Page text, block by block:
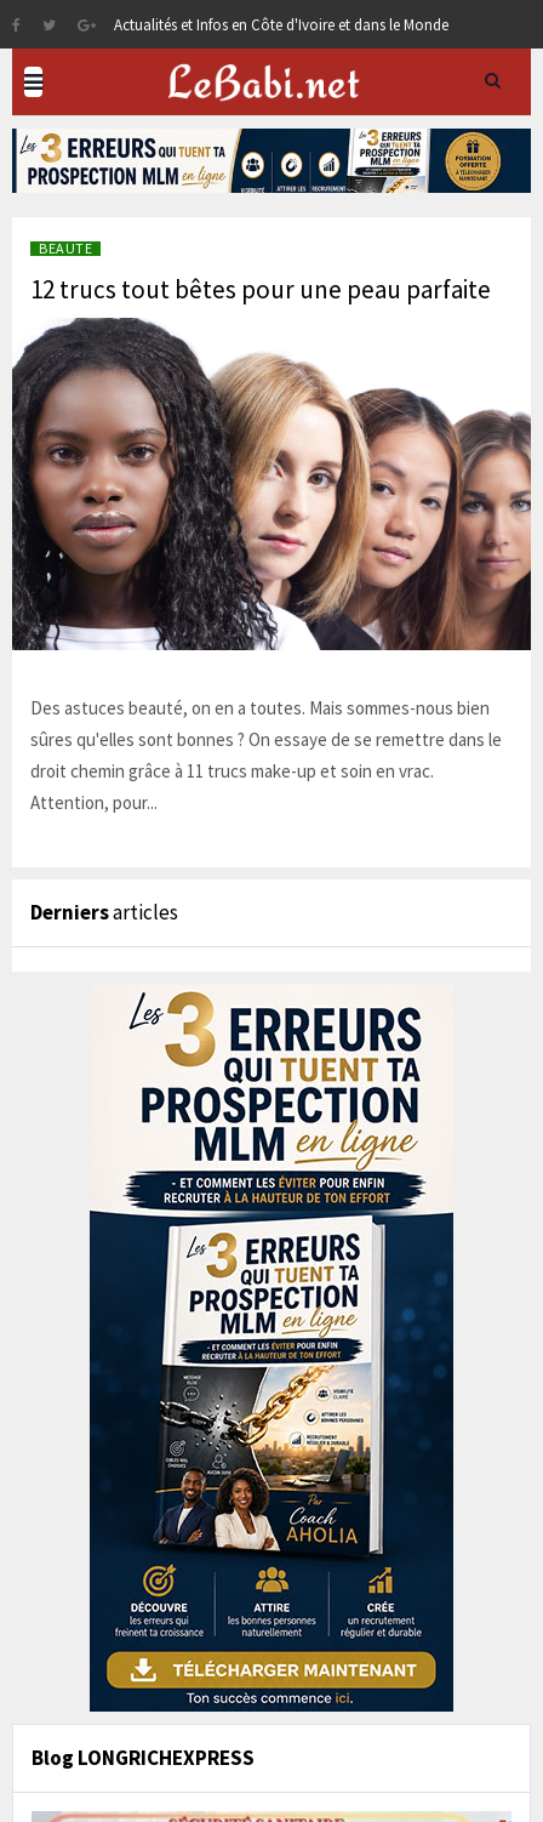
Actualités et Infos en Côte d'Ivoire et dans le Monde
BEAUTE
12 trucs tout bêtes pour une peau parfaite
Des astuces beauté, on en a toutes. Mais sommes-nous bien
sûres qu'elles sont bonnes ? On essaye de se remettre dans le
droit chemin grâce à 11 trucs make-up et soin en vrac.
Attention, pour...
Derniersarticles
Blog LONGRICHEXPRESS